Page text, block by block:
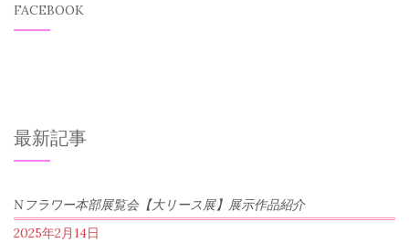
FACEBOOK
最新記事
Nフラワー本部展覧会【大リース展】展示作品紹介
2025年2月14日